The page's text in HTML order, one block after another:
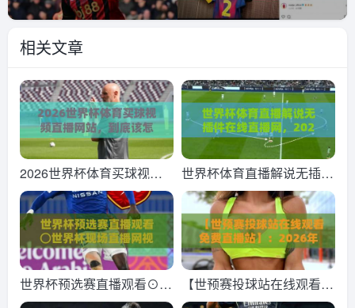
相关文章
2026世界杯体育买球视频
直播网站，到底该怎么挑？
(2026世界杯体育买球视频
直播网站)
世界杯体育直播解说无插件
在线直播网，2026观赛新
姿势！
世界杯预选赛直播观看⊙世
【世预赛投球站在线观看免